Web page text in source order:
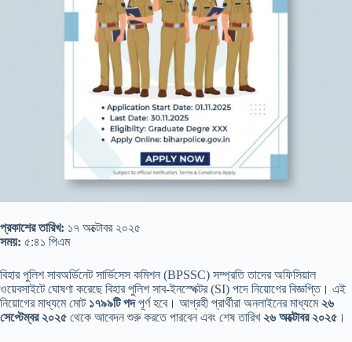
প্রকাশের তারিখ: ১৭ অক্টোবর ২০২৫
সময়: ৫:৪১ পিএম
বিহার পুলিশ সাবঅর্ডিনেট সার্ভিসেস কমিশন (BPSSC) সম্প্রতি তাদের অফিসিয়াল
ওয়েবসাইটে ঘোষণা করেছে বিহার পুলিশ সাব-ইনস্পেক্টর (SI) পদে নিয়োগের বিজ্ঞপ্তি। এই
নিয়োগের মাধ্যমে মোট ১৭৯৯টি পদপূর্ণ হবে। আগ্রহী প্রার্থীরা অনলাইনের মাধ্যমে২৬
সেপ্টেম্বর ২০২৫ থেকে আবেদন শুরু করতে পারবেন এবং শেষ তারিখ২৬ অক্টোবর ২০২৫ ।